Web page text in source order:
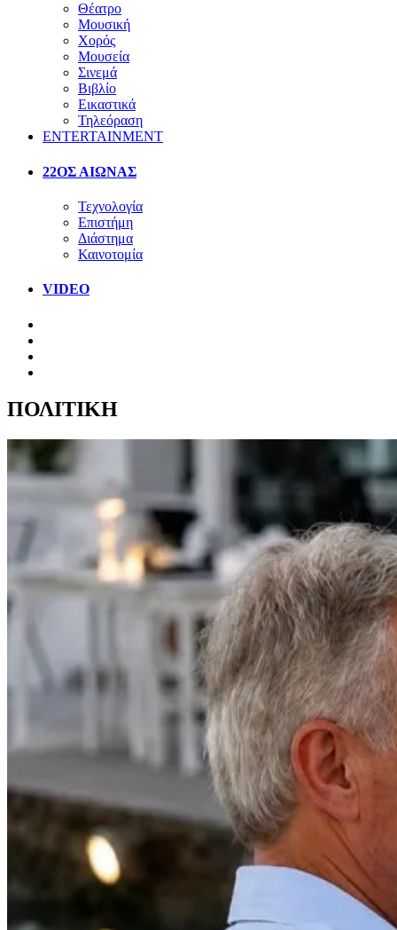
Θέατρο
Μουσική
Χορός
Μουσεία
Σινεμά
Βιβλίο
Εικαστικά
Τηλεόραση
ENTERTAINMENT
22ΟΣ ΑΙΩΝΑΣ
Τεχνολογία
Επιστήμη
Διάστημα
Καινοτομία
VIDEO
ΠΟΛΙΤΙΚΗ